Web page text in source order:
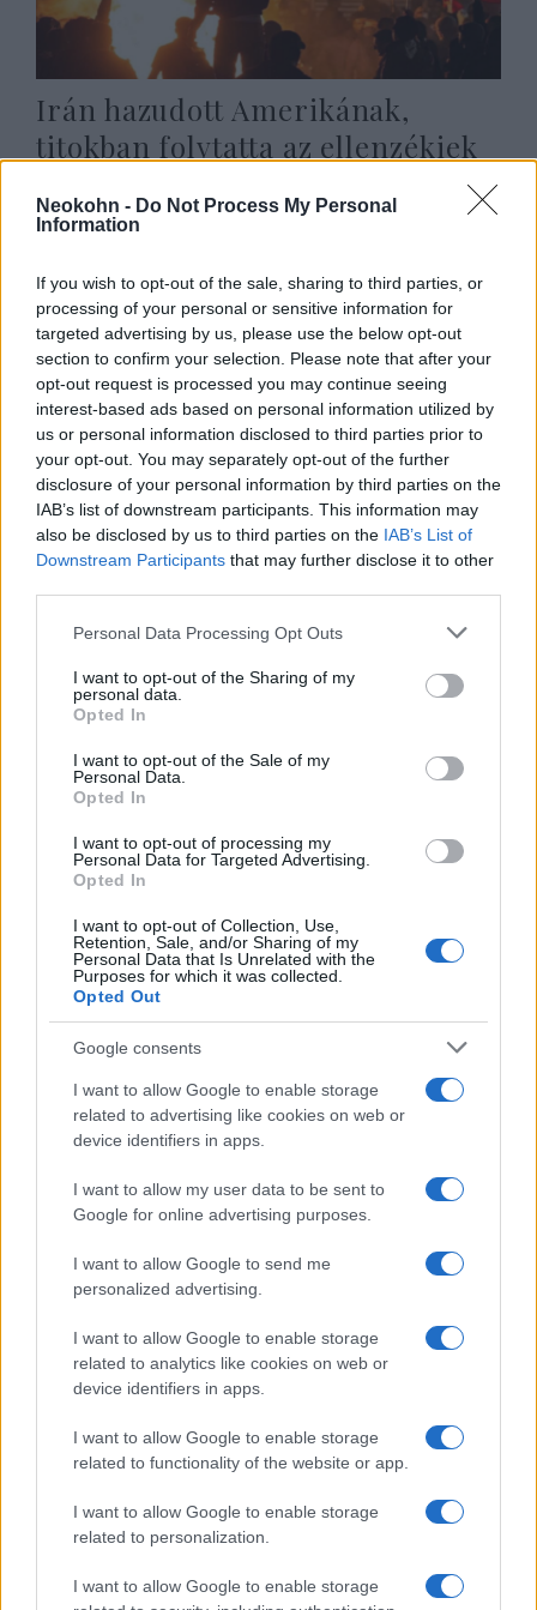
Neokohn - Do Not Process My Personal
Information
If you wish to opt-out of the sale, sharing to third parties, or
processing of your personal or sensitive information for
targeted advertising by us, please use the below opt-out
section to confirm your selection. Please note that after your
opt-out request is processed you may continue seeing
interest-based ads based on personal information utilized by
us or personal information disclosed to third parties prior to
your opt-out. You may separately opt-out of the further
disclosure of your personal information by third parties on the
IAB’s list of downstream participants. This information may
also be disclosed by us to third parties on the IAB’s List of
Downstream Participants that may further disclose it to other
Please note that this website/app uses one or more Google
not limited to your visit or usage behaviour. You may click to
grant or deny consent to Google and its third-party tags to
use your data for below specified purposes in below Google
consent section.
Personal Data Processing Opt Outs
I want to opt-out of the Sharing of my
personal data.
Opted In
I want to opt-out of the Sale of my
Personal Data.
Opted In
I want to opt-out of processing my
Personal Data for Targeted Advertising.
Opted In
I want to opt-out of Collection, Use,
Retention, Sale, and/or Sharing of my
Personal Data that Is Unrelated with the
Purposes for which it was collected.
Opted Out
Google consents
I want to allow Google to enable storage
related to advertising like cookies on web or
device identifiers in apps.
I want to allow my user data to be sent to
Google for online advertising purposes.
I want to allow Google to send me
personalized advertising.
I want to allow Google to enable storage
related to analytics like cookies on web or
device identifiers in apps.
I want to allow Google to enable storage
related to functionality of the website or app.
I want to allow Google to enable storage
related to personalization.
I want to allow Google to enable storage
Irán hazudott Amerikának,
titokban folytatta az ellenzékiek
2026. február 12.
„Azonnal hagyják el Iránt” –
rendkívüli figyelmeztetést
2026. február 6.
Az Irán-talpnyaló Ábrahám
Barnabást indítja a Mi Hazánk
Komáromban
Hende Olivér
2026. február 5.
Elképesztő bátorsággal tüntetnek
az iráni diákok a kivégzések és